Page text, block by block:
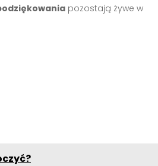
pozostają żywe w